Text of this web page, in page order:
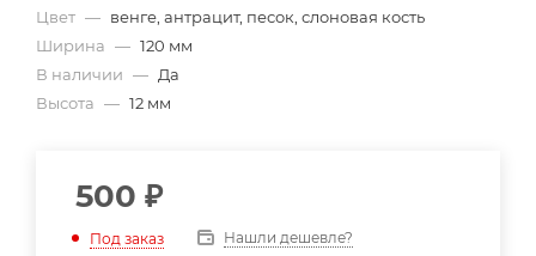
Цвет — венге, антрацит, песок, слоновая кость
Ширина — 120 мм
В наличии — Да
Высота — 12 мм
500 ₽
Под заказ Нашли дешевле?